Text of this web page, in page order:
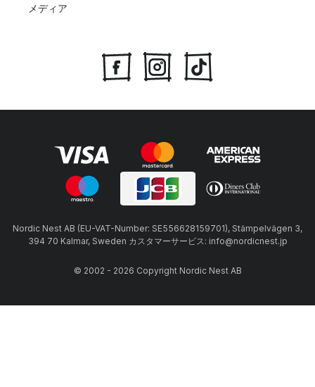
メディア
Nordic Nest AB (EU-VAT-Number: SE556628159701), Stämpelvägen 3,
394 70 Kalmar, Sweden カスタマーサービス: info@nordicnest.jp
© 2002 - 2026 Copyright Nordic Nest AB